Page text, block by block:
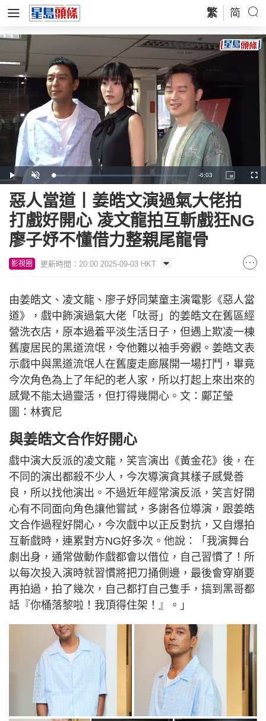
繁 简
Play Unmute Loaded:
8.55%
Remaining
Time
-6:03
Picture-
in-
惡人當道丨姜皓文演過氣大佬拍
打戲好開心 凌文龍拍互斬戲狂NG
廖子妤不懂借力整親尾龍骨
影視圈 更新時間：20:00 2025-09-03 HKT
由姜皓文、凌文龍、廖子妤同葉童主演電影《惡人當
道》，戲中飾演過氣大佬「呔哥」的姜皓文在舊區經
營洗衣店，原本過着平淡生活日子，但遇上欺凌一棟
舊廈居民的黑道流氓，令他難以袖手旁觀。姜皓文表
示戲中與黑道流氓人在舊廈走廊展開一場打鬥，畢竟
今次角色為上了年紀的老人家，所以打起上來出來的
感覺不能太過靈活，但打得幾開心。文：鄺芷瑩
圖：林賓尼
與姜皓文合作好開心
戲中演大反派的凌文龍，笑言演出《黃金花》後，在
不同的演出都殺不少人，今次導演貪其樣子感覺善
良，所以找他演出。不過近年經常演反派，笑言好開
心有不同面向角色讓他嘗試，多謝各位導演，跟姜皓
文合作過程好開心，今次戲中以正反對抗，又自爆拍
互斬戲時，連累對方NG好多次。他說：「我演舞台
劇出身，通常做動作戲都會以借位，自己習慣了！所
以每次投入演時就習慣將把刀捅側邊，最後會穿崩要
再拍過，拍了幾次，自己都打自己隻手，搞到黑哥都
話『你桶落黎啦！我頂得住架！』。」